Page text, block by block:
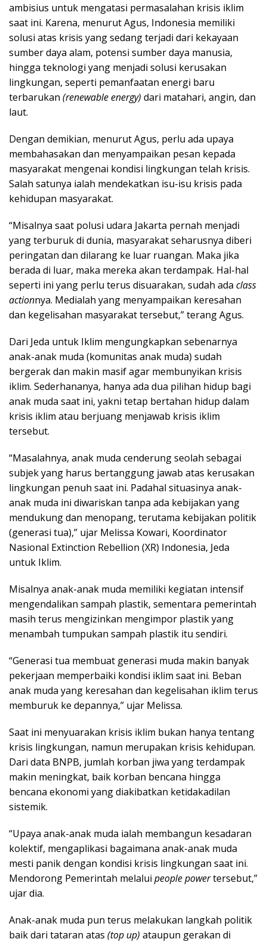
ambisius untuk mengatasi permasalahan krisis iklim
saat ini. Karena, menurut Agus, Indonesia memiliki
solusi atas krisis yang sedang terjadi dari kekayaan
sumber daya alam, potensi sumber daya manusia,
hingga teknologi yang menjadi solusi kerusakan
lingkungan, seperti pemanfaatan energi baru
terbarukan (renewable energy) dari matahari, angin, dan
laut.
Dengan demikian, menurut Agus, perlu ada upaya
membahasakan dan menyampaikan pesan kepada
masyarakat mengenai kondisi lingkungan telah krisis.
Salah satunya ialah mendekatkan isu-isu krisis pada
kehidupan masyarakat.
“Misalnya saat polusi udara Jakarta pernah menjadi
yang terburuk di dunia, masyarakat seharusnya diberi
peringatan dan dilarang ke luar ruangan. Maka jika
berada di luar, maka mereka akan terdampak. Hal-hal
seperti ini yang perlu terus disuarakan, sudah ada class
actionnya. Medialah yang menyampaikan keresahan
dan kegelisahan masyarakat tersebut,” terang Agus.
Dari Jeda untuk Iklim mengungkapkan sebenarnya
anak-anak muda (komunitas anak muda) sudah
bergerak dan makin masif agar membunyikan krisis
iklim. Sederhananya, hanya ada dua pilihan hidup bagi
anak muda saat ini, yakni tetap bertahan hidup dalam
krisis iklim atau berjuang menjawab krisis iklim
tersebut.
“Masalahnya, anak muda cenderung seolah sebagai
subjek yang harus bertanggung jawab atas kerusakan
lingkungan penuh saat ini. Padahal situasinya anak-
anak muda ini diwariskan tanpa ada kebijakan yang
mendukung dan menopang, terutama kebijakan politik
(generasi tua),” ujar Melissa Kowari, Koordinator
Nasional Extinction Rebellion (XR) Indonesia, Jeda
untuk Iklim.
Misalnya anak-anak muda memiliki kegiatan intensif
mengendalikan sampah plastik, sementara pemerintah
masih terus mengizinkan mengimpor plastik yang
menambah tumpukan sampah plastik itu sendiri.
“Generasi tua membuat generasi muda makin banyak
pekerjaan memperbaiki kondisi iklim saat ini. Beban
anak muda yang keresahan dan kegelisahan iklim terus
memburuk ke depannya,” ujar Melissa.
Saat ini menyuarakan krisis iklim bukan hanya tentang
krisis lingkungan, namun merupakan krisis kehidupan.
Dari data BNPB, jumlah korban jiwa yang terdampak
makin meningkat, baik korban bencana hingga
bencana ekonomi yang diakibatkan ketidakadilan
sistemik.
“Upaya anak-anak muda ialah membangun kesadaran
kolektif, mengaplikasi bagaimana anak-anak muda
mesti panik dengan kondisi krisis lingkungan saat ini.
Mendorong Pemerintah melalui people powertersebut,”
ujar dia.
Anak-anak muda pun terus melakukan langkah politik
baik dari tataran atas (top up) ataupun gerakan di